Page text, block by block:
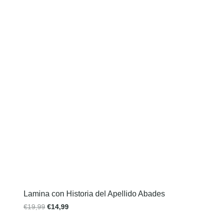
Lamina con Historia del Apellido Abades
€19,99 €14,99